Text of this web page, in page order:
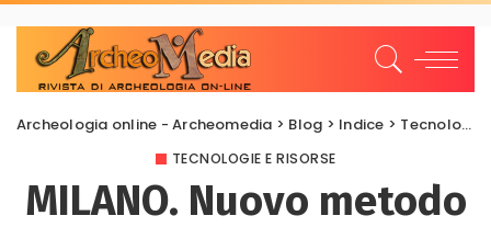
Archeologia online - Archeomedia > Blog > Indice > Tecnologie e risorse
TECNOLOGIE E RISORSE
MILANO. Nuovo metodo